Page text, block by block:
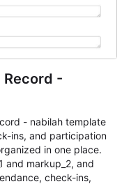
-
- nabilah template
ins, and participation
in one place.
and markup_2, and
check-ins,